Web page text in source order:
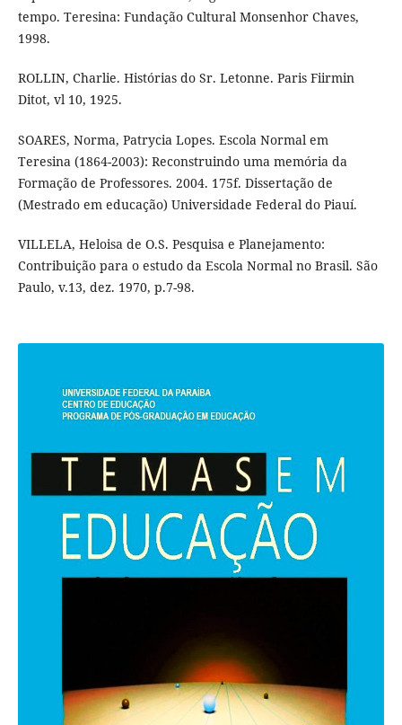
tempo. Teresina: Fundação Cultural Monsenhor Chaves,
1998.
ROLLIN, Charlie. Histórias do Sr. Letonne. Paris Fiirmin
Ditot, vl 10, 1925.
SOARES, Norma, Patrycia Lopes. Escola Normal em
Teresina (1864-2003): Reconstruindo uma memória da
Formação de Professores. 2004. 175f. Dissertação de
(Mestrado em educação) Universidade Federal do Piauí.
VILLELA, Heloisa de O.S. Pesquisa e Planejamento:
Contribuição para o estudo da Escola Normal no Brasil. São
Paulo, v.13, dez. 1970, p.7-98.